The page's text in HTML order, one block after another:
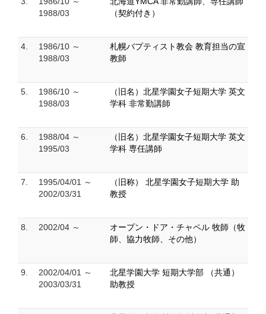
1988/03
（契約付き）
4.
1986/10 ～
1988/03
札幌バプティスト教会 教育担当の宣
教師
5.
1986/10 ～
1988/03
（旧名）北星学園女子短期大学 英文
学科 非常勤講師
6.
1988/04 ～
1995/03
（旧名）北星学園女子短期大学 英文
学科 専任講師
7.
1995/04/01 ～
2002/03/31
（旧称） 北星学園女子短期大学 助
教授
8. 2002/04 ～
オープン・ドア・チャペル 牧師（牧
師、協力牧師、その他）
9.
2002/04/01 ～
2003/03/31
北星学園大学 短期大学部 （共通）
助教授